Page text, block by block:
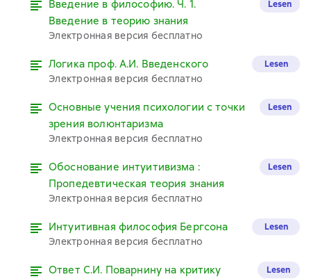
Введение в философию. Ч. 1.
Введение в теорию знания
Электронная версия бесплатно
Lesen
Логика проф. А.И. Введенского
Электронная версия бесплатно
Lesen
Основные учения психологии с точки
зрения волюнтаризма
Электронная версия бесплатно
Lesen
Обоснование интуитивизма :
Пропедевтическая теория знания
Электронная версия бесплатно
Lesen
Интуитивная философия Бергсона
Электронная версия бесплатно
Lesen
Ответ С.И. Поварнину на критику
Lesen